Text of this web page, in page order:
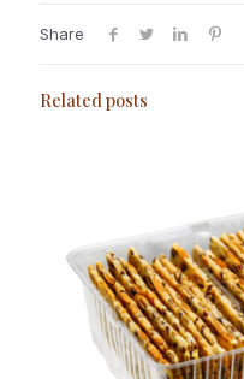
Share
Related posts